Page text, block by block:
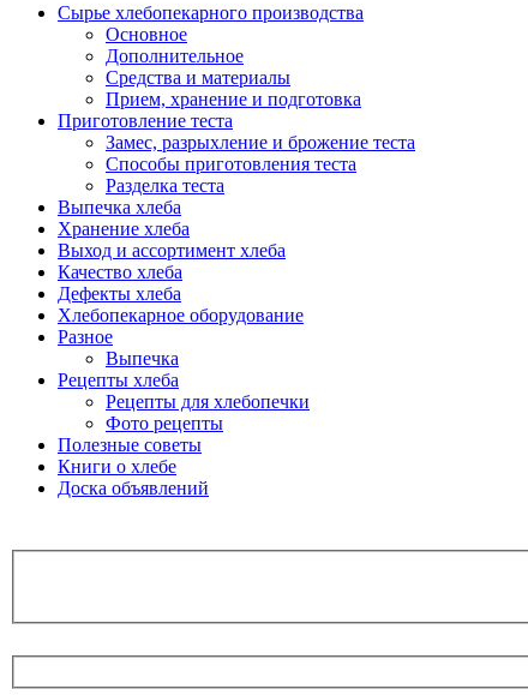
Сырье хлебопекарного производства
Основное
Дополнительное
Средства и материалы
Прием, хранение и подготовка
Приготовление теста
Замес, разрыхление и брожение теста
Способы приготовления теста
Разделка теста
Выпечка хлеба
Хранение хлеба
Выход и ассортимент хлеба
Качество хлеба
Дефекты хлеба
Хлебопекарное оборудование
Разное
Выпечка
Рецепты хлеба
Рецепты для хлебопечки
Фото рецепты
Полезные советы
Книги о хлебе
Доска объявлений